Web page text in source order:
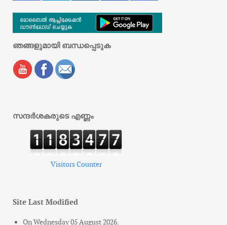
ഞങ്ങളുമായി ബന്ധപ്പെടുക
സന്ദർശകരുടെ എണ്ണം
Visitors Counter
Site Last Modified
On Wednesday 05 August 2026.